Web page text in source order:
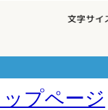
ップページ